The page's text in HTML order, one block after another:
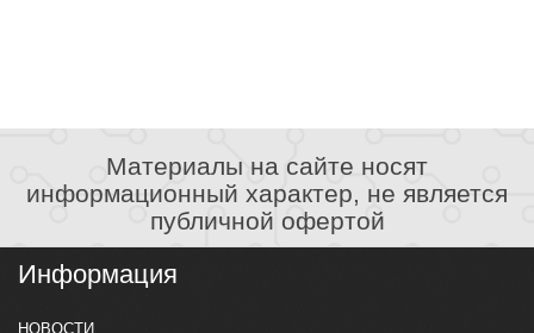
Материалы на сайте носят
информационный характер, не является
публичной офертой
Информация
НОВОСТИ